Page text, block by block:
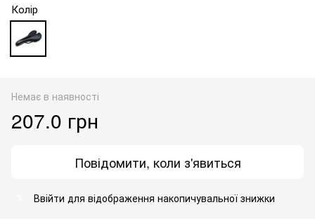
Колір
Немає в наявності
207.0 грн
Повідомити, коли з'явиться
Ввійти для відображення накопичувальної знижки